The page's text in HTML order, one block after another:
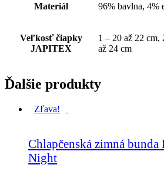
Materiál 96% bavlna, 4%
Veľkosť čiapky
JAPITEX
1 – 20 až 22 cm,
až 24 cm
Ďalšie produkty
Zľava!
Chlapčenská zimná bunda
Night